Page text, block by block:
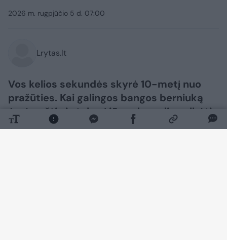
2026 m. rugpjūčio 5 d. 07:00
Lrytas.lt
Vos kelios sekundės skyrė 10-metį nuo
pražūties. Kai galingos bangos berniuką
ėmė nešti vis tolyn į jūrą, daugelis gelbėti
nebedrįso.